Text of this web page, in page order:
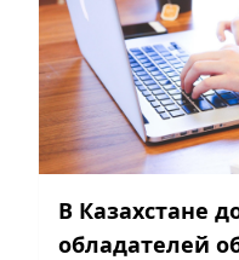
В Казахстане
обладателей